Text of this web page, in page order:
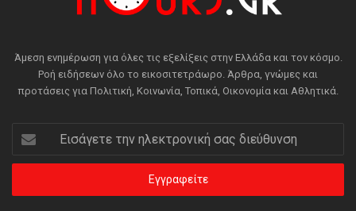
Άμεση ενημέρωση για όλες τις εξελίξεις στην Ελλάδα και τον κόσμο.
Ροή ειδήσεων όλο το εικοσιτετράωρο. Άρθρα, γνώμες και
προτάσεις για Πολιτική, Κοινωνία, Τοπικά, Οικονομία και Αθλητικά.
Εισάγετε
την
ηλεκτρονική
διεύθυνση